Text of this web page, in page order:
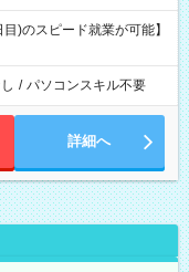
)のスピード就業が可能】
/ パソコンスキル不要
詳細へ